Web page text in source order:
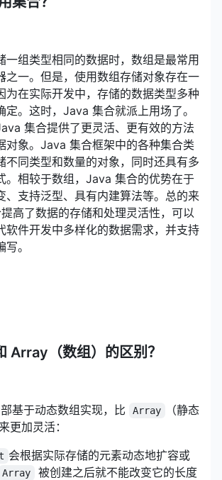
一组类型相同的数据时，数组是最常用
之一。但是，使用数组存储对象存在一
为在实际开发中，存储的数据类型多种
定。这时，Java 集合就派上用场了。
集合提供了更灵活、更有效的方法
对象。Java 集合框架中的各种集合类
不同类型和数量的对象，同时还具有多
。相较于数组，Java 集合的优势在于
、支持泛型、具有内建算法等。总的来
高了数据的存储和处理灵活性，可以
软件开发中多样化的数据需求，并支持
。
Array（数组）的区别？
基于动态数组实现，比 Array
（静态
更加灵活：
会根据实际存储的元素动态地扩容或
Array
被创建之后就不能改变它的长度